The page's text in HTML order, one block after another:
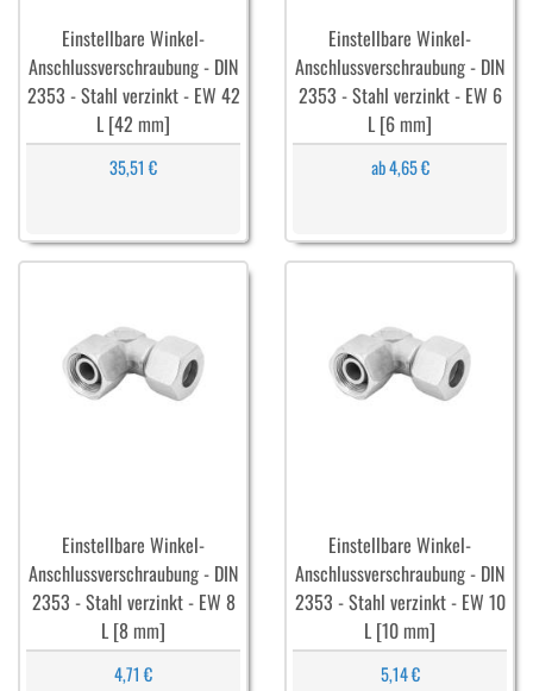
Einstellbare Winkel-
Anschlussverschraubung - DIN
2353 - Stahl verzinkt - EW 42
L [42 mm]
35,51 €
Einstellbare Winkel-
Anschlussverschraubung - DIN
2353 - Stahl verzinkt - EW 6
L [6 mm]
ab 4,65 €
Einstellbare Winkel-
Anschlussverschraubung - DIN
2353 - Stahl verzinkt - EW 8
L [8 mm]
4,71 €
Einstellbare Winkel-
Anschlussverschraubung - DIN
2353 - Stahl verzinkt - EW 10
L [10 mm]
5,14 €